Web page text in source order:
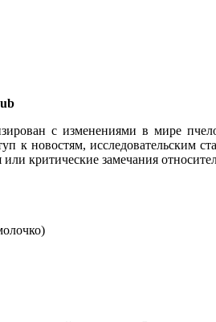
с изменениями в мире
к новостям, исследовательским
критические замечания